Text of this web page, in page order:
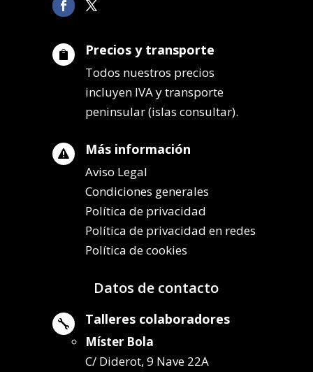
 Precios y transporte
Todos nuestros precios
incluyen IVA y transporte
peninsular (islas consultar).
 Más información
Aviso Legal
Condiciones generales
Política de privacidad
Política de privacidad en redes
Política de cookies
Datos de contacto
 Talleres colaboradores
Míster Bola
C/ Diderot, 9 Nave 22A